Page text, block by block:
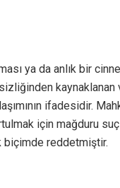
ya da anlık bir
kaynaklanan
ifadesidir.
için mağduru
biçimde reddetmiştir.